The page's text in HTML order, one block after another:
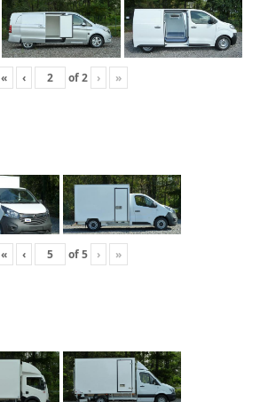
« ‹ of2 › »
« ‹ of5 › »